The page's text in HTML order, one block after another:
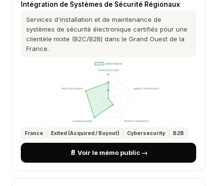
Intégration de Systèmes de Sécurité Régionaux
Services d'installation et de maintenance de
systèmes de sécurité électronique certifiés pour une
clientèle mixte (B2C/B2B) dans le Grand Ouest de la
France.
France Exited (Acquired / Buyout) Cybersecurity B2B
📄 Voir le mémo public →